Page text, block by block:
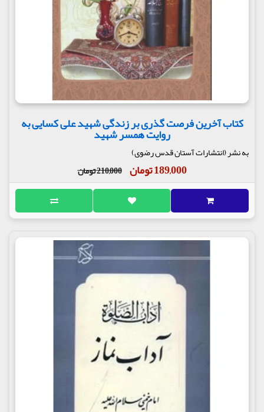
کتاب آخرین فرصت گذری بر زندگی شهید علی کسایی به
روایت همسر شهید
به نشر (انتشارات آستان قدس رضوی)
189,000 تومان 210,000 تومان